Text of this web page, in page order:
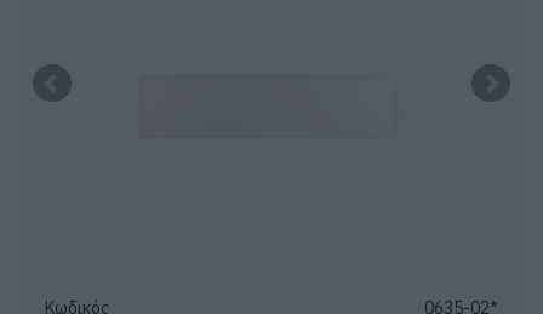
Κωδικός 0635-02*